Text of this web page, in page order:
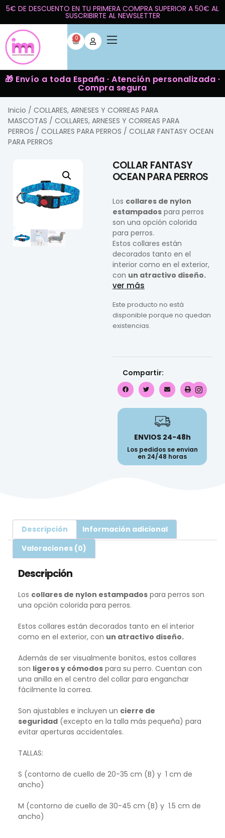
5€ DE DESCUENTO EN TU PRIMERA COMPRA SUPERIOR A 50€ AL
SUSCRIBIRTE AL NEWSLETTER
0
🎁 Envío a toda España · Atención personalizada ·
Compra segura
Inicio / COLLARES, ARNESES Y CORREAS PARA
MASCOTAS / COLLARES, ARNESES Y CORREAS PARA
PERROS / COLLARES PARA PERROS / COLLAR FANTASY OCEAN
PARA PERROS
COLLAR FANTASY
OCEAN PARA PERROS
Los collares de nylon
estampados para perros
son una opción colorida
para perros.
Estos collares están
decorados tanto en el
interior como en el exterior,
con un atractivo diseño.
ver más
Este producto no está
disponible porque no quedan
existencias.
Compartir:
ENVIOS 24-48h
Los pedidos se envian
en 24/48 horas
Descripción
Información adicional
Valoraciones (0)
Descripción
Los collares de nylon estampados para perros son
una opción colorida para perros.
Estos collares están decorados tanto en el interior
como en el exterior, con un atractivo diseño.
Además de ser visualmente bonitos, estos collares
son ligeros y cómodos para su perro. Cuentan con
una anilla en el centro del collar para enganchar
fácilmente la correa.
Son ajustables e incluyen un cierre de
seguridad (excepto en la talla más pequeña) para
evitar aperturas accidentales.
TALLAS:
S (contorno de cuello de 20-35 cm (B) y 1 cm de
ancho)
M (contorno de cuello de 30-45 cm (B) y 1.5 cm de
ancho)